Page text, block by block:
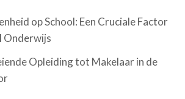
op School: Een Cruciale Factor
Onderwijs
Opleiding tot Makelaar in de